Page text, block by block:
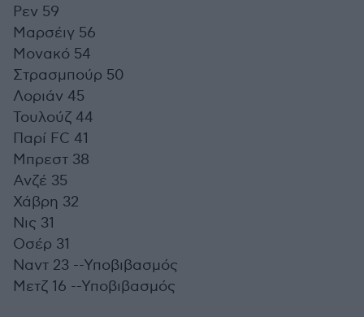
Ρεν 59
Μαρσέιγ 56
Μονακό 54
Στρασμπούρ 50
Λοριάν 45
Τουλούζ 44
Παρί FC 41
Μπρεστ 38
Ανζέ 35
Χάβρη 32
Νις 31
Οσέρ 31
Ναντ 23 --Υποβιβασμός
Μετζ 16 --Υποβιβασμός